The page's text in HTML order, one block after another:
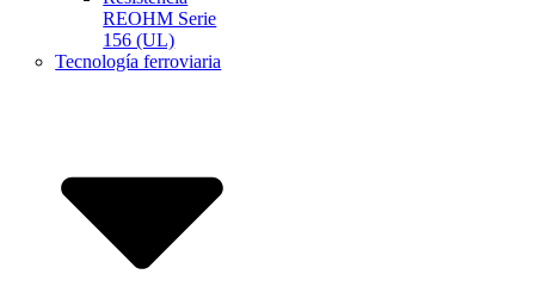
REOHM Serie
156 (UL)
Tecnología ferroviaria